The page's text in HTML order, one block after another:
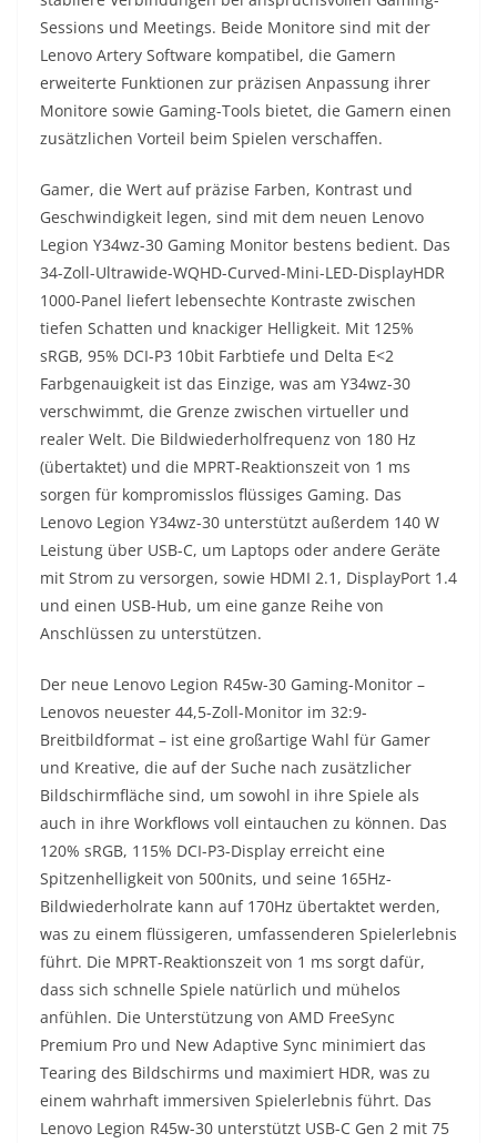
Sessions und Meetings. Beide Monitore sind mit der
Lenovo Artery Software kompatibel, die Gamern
erweiterte Funktionen zur präzisen Anpassung ihrer
Monitore sowie Gaming-Tools bietet, die Gamern einen
zusätzlichen Vorteil beim Spielen verschaffen.
Gamer, die Wert auf präzise Farben, Kontrast und
Geschwindigkeit legen, sind mit dem neuen Lenovo
Legion Y34wz-30 Gaming Monitor bestens bedient. Das
34-Zoll-Ultrawide-WQHD-Curved-Mini-LED-DisplayHDR
1000-Panel liefert lebensechte Kontraste zwischen
tiefen Schatten und knackiger Helligkeit. Mit 125%
sRGB, 95% DCI-P3 10bit Farbtiefe und Delta E<2
Farbgenauigkeit ist das Einzige, was am Y34wz-30
verschwimmt, die Grenze zwischen virtueller und
realer Welt. Die Bildwiederholfrequenz von 180 Hz
(übertaktet) und die MPRT-Reaktionszeit von 1 ms
sorgen für kompromisslos flüssiges Gaming. Das
Lenovo Legion Y34wz-30 unterstützt außerdem 140 W
Leistung über USB-C, um Laptops oder andere Geräte
mit Strom zu versorgen, sowie HDMI 2.1, DisplayPort 1.4
und einen USB-Hub, um eine ganze Reihe von
Anschlüssen zu unterstützen.
Der neue Lenovo Legion R45w-30 Gaming-Monitor –
Lenovos neuester 44,5-Zoll-Monitor im 32:9-
Breitbildformat – ist eine großartige Wahl für Gamer
und Kreative, die auf der Suche nach zusätzlicher
Bildschirmfläche sind, um sowohl in ihre Spiele als
auch in ihre Workflows voll eintauchen zu können. Das
120% sRGB, 115% DCI-P3-Display erreicht eine
Spitzenhelligkeit von 500nits, und seine 165Hz-
Bildwiederholrate kann auf 170Hz übertaktet werden,
was zu einem flüssigeren, umfassenderen Spielerlebnis
führt. Die MPRT-Reaktionszeit von 1 ms sorgt dafür,
dass sich schnelle Spiele natürlich und mühelos
anfühlen. Die Unterstützung von AMD FreeSync
Premium Pro und New Adaptive Sync minimiert das
Tearing des Bildschirms und maximiert HDR, was zu
einem wahrhaft immersiven Spielerlebnis führt. Das
Lenovo Legion R45w-30 unterstützt USB-C Gen 2 mit 75